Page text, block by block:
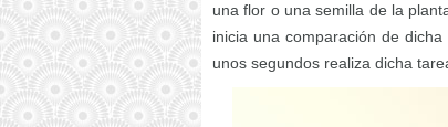
una flor o una semilla de la
inicia una comparación de
unos segundos realiza dicha